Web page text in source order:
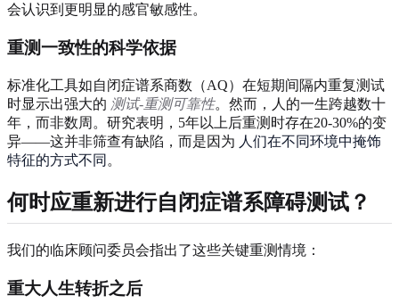
会认识到更明显的感官敏感性。
重测一致性的科学依据
标准化工具如自闭症谱系商数（AQ）在短期间隔内重复测试
时显示出强大的 测试-重测可靠性。然而，人的一生跨越数十
年，而非数周。研究表明，5年以上后重测时存在20-30%的变
异——这并非筛查有缺陷，而是因为 人们在不同环境中掩饰
特征的方式不同 。
何时应重新进行自闭症谱系障碍测试？
我们的临床顾问委员会指出了这些关键重测情境：
重大人生转折之后